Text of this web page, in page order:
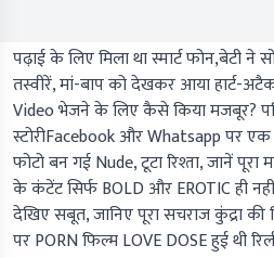
पढ़ाई के लिए मिला था स्मार्ट फोन,बेटी ने
तस्वीरें, मां-बाप को देखकर आया हार्ट-
Video भेजने के लिए कैसे किया मजबूर?
स्टोरीFacebook और Whatsapp पर
फोटो बन गई Nude, टूटा रिश्ता, जानें
के कंटेंट सिर्फ BOLD और EROTIC ही
देखिए सबूत, जानिए पूरा सचराज कुंद्रा की
पर PORN फिल्म LOVE DOSE हुई थी